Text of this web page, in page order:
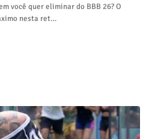
você quer eliminar do BBB 26? O
nesta ret…